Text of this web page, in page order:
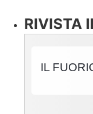
RIVISTA